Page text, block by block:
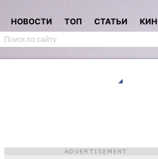
НОВОСТИ ТОП СТАТЬИ